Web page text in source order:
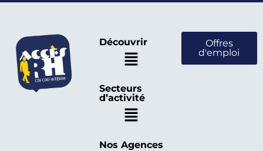
Découvrir
Secteurs
d’activité
Nos Agences
Offres
d'emploi